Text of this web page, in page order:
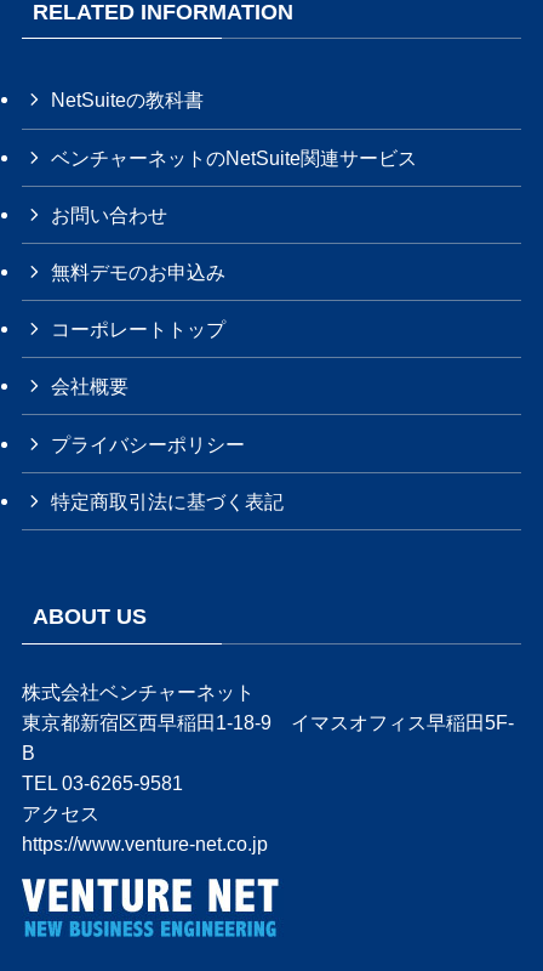
RELATED INFORMATION
NetSuiteの教科書
ベンチャーネットのNetSuite関連サービス
お問い合わせ
無料デモのお申込み
コーポレートトップ
会社概要
プライバシーポリシー
特定商取引法に基づく表記
ABOUT US
株式会社ベンチャーネット
東京都新宿区西早稲田1-18-9 イマスオフィス早稲田5F-
B
TEL 03-6265-9581
アクセス
https://www.venture-net.co.jp